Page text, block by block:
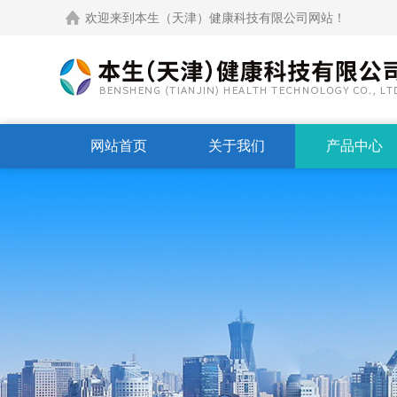
欢迎来到本生（天津）健康科技有限公司网站！
网站首页 关于我们 产品中心